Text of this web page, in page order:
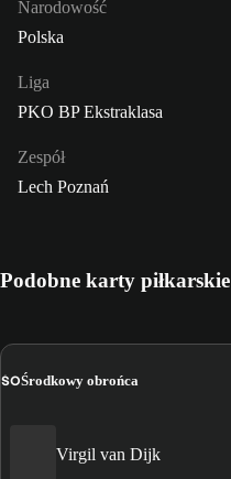
Narodowość
Polska
Liga
PKO BP Ekstraklasa
Zespół
Lech Poznań
Podobne karty piłkarskie
ŚOŚrodkowy obrońca
Virgil van Dijk